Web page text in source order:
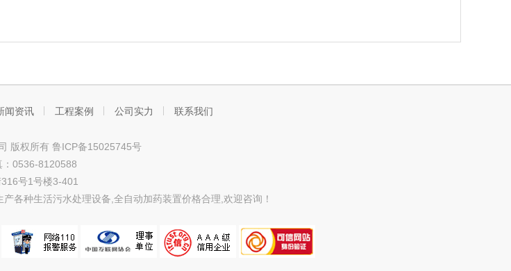
闻资讯 工程案例 公司实力 联系我们
版权所有 鲁ICP备15025745号
0536-8120588
号1号楼3-401
产各种生活污水处理设备 全自动加药装置价格合理,欢迎咨询！